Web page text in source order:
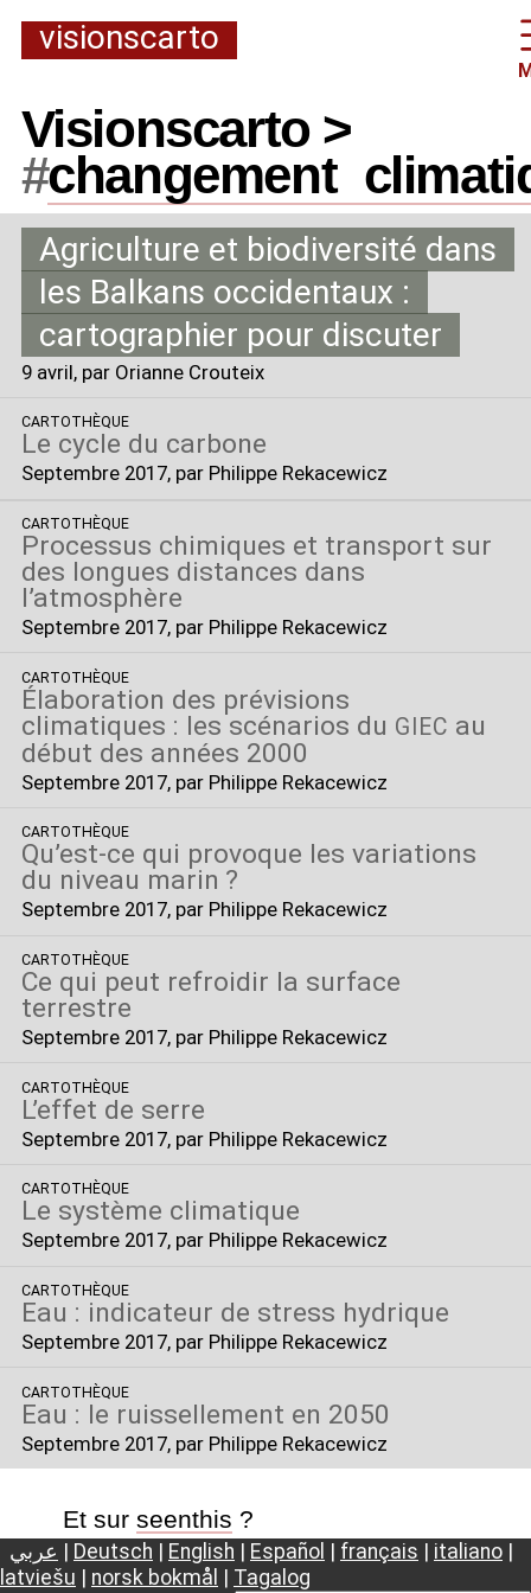
visionscarto
Visionscarto >
#changement_
Agriculture et biodiversité dans
les Balkans occidentaux :
cartographier pour discuter
9 avril, par Orianne Crouteix
CARTOTHÈQUE
Le cycle du carbone
Septembre 2017, par Philippe Rekacewicz
CARTOTHÈQUE
Processus chimiques et transport sur
des longues distances dans
l’atmosphère
Septembre 2017, par Philippe Rekacewicz
CARTOTHÈQUE
Élaboration des prévisions
climatiques : les scénarios du GIEC au
début des années 2000
Septembre 2017, par Philippe Rekacewicz
CARTOTHÈQUE
Qu’est-ce qui provoque les variations
du niveau marin ?
Septembre 2017, par Philippe Rekacewicz
CARTOTHÈQUE
Ce qui peut refroidir la surface
terrestre
Septembre 2017, par Philippe Rekacewicz
CARTOTHÈQUE
L’effet de serre
Septembre 2017, par Philippe Rekacewicz
CARTOTHÈQUE
Le système climatique
Septembre 2017, par Philippe Rekacewicz
CARTOTHÈQUE
Eau : indicateur de stress hydrique
Septembre 2017, par Philippe Rekacewicz
CARTOTHÈQUE
Eau : le ruissellement en 2050
Septembre 2017, par Philippe Rekacewicz
Et sur seenthis ?
عربي Deutsch English Español français italiano
latviešu
norsk bokmål Tagalog